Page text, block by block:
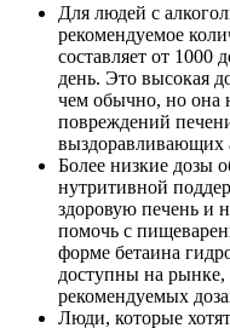
Для людей с
рекомендуемое
составляет от 1000
день. Это высокая
чем обычно, но она
повреждений
выздоравливающих
Более низкие дозы
нутритивной
здоровую печень и
помочь с
форме бетаина
доступны на рынке,
рекомендуемых
Люди, которые